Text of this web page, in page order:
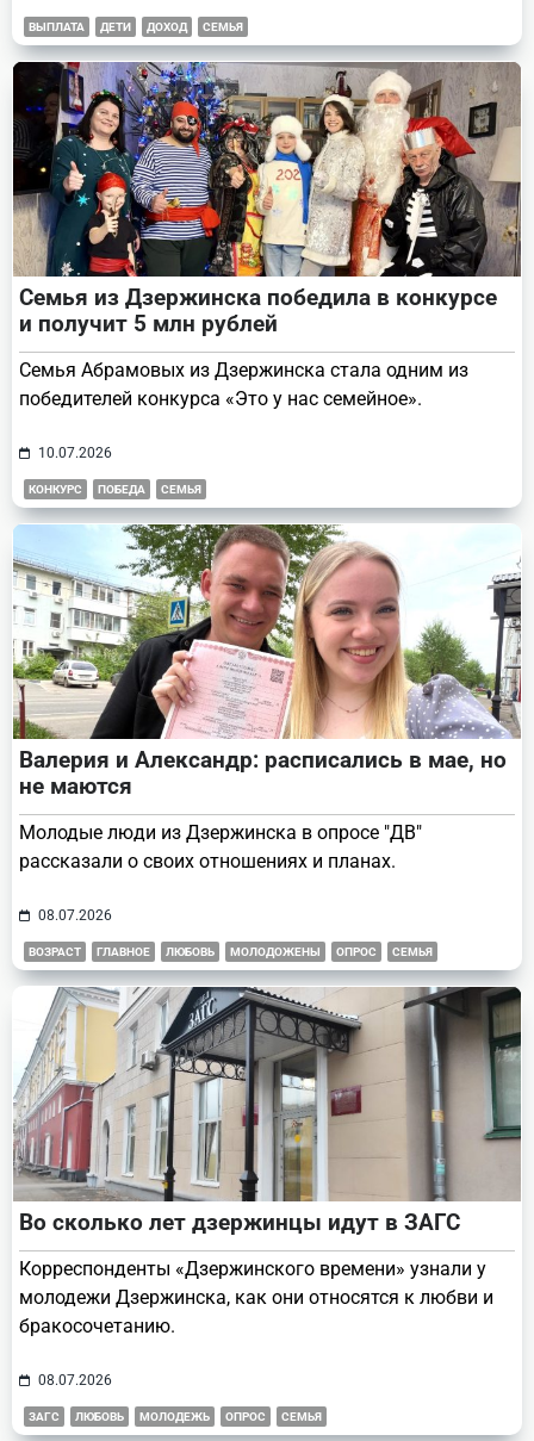
ВЫПЛАТА ДЕТИ ДОХОД СЕМЬЯ
Семья из Дзержинска победила в конкурсе
и получит 5 млн рублей
Семья Абрамовых из Дзержинска стала одним из
победителей конкурса «Это у нас семейное».
10.07.2026
КОНКУРС ПОБЕДА СЕМЬЯ
Валерия и Александр: расписались в мае, но
не маются
Молодые люди из Дзержинска в опросе "ДВ"
рассказали о своих отношениях и планах.
08.07.2026
ВОЗРАСТ ГЛАВНОЕ ЛЮБОВЬ МОЛОДОЖЕНЫ ОПРОС СЕМЬЯ
Во сколько лет дзержинцы идут в ЗАГС
Корреспонденты «Дзержинского времени» узнали у
молодежи Дзержинска, как они относятся к любви и
бракосочетанию.
08.07.2026
ЗАГС ЛЮБОВЬ МОЛОДЕЖЬ ОПРОС СЕМЬЯ